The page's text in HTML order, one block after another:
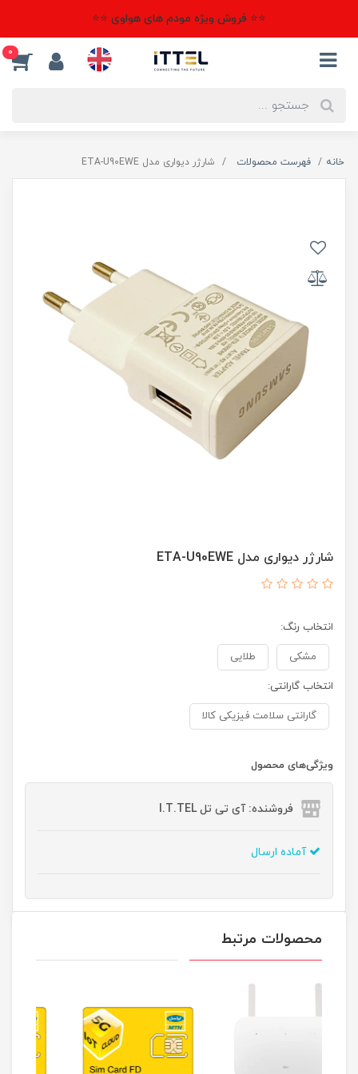
⭐⭐ فروش ویژه مودم های هواوی ⭐⭐
0
خانه فهرست محصولات شارژر دیواری مدل ETA-U90EWE
شارژر دیواری مدل ETA-U90EWE
انتخاب رنگ:
مشکی طلایی
انتخاب گارانتی:
گارانتی سلامت فیزیکی کالا
ویژگی‌های محصول
فروشنده: آی تی تل I.T.TEL
آماده ارسال
محصولات مرتبط